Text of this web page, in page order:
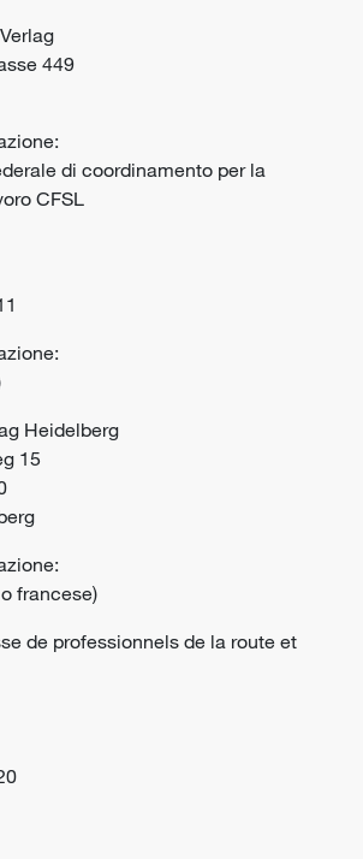
449
di coordinamento per la
CFSL
Heidelberg
15
francese)
de professionnels de la route et